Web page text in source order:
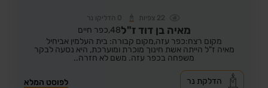
22 צפיות 0 הדליקו נר
מאיה בן דוד ז"ל48, כפר חיים
מקום רצח:כפר עזה,מקום קבורה: בית העלמין אביחיל
מאיה ז"ל הייתה אשת חינוך מוכרת ומוערכת, היא נסעה לבקר
משפחה בכפר עזה. משם לא חזרה..
לפוסט המלא הדלקת נר